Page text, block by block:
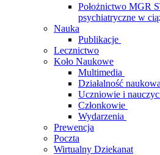
Położnictwo MGR
psychiatryczne w
Nauka
Publikacje
Lecznictwo
Koło Naukowe
Multimedia
Działalność naukowa
Uczniowie i
Członkowie
Wydarzenia
Prewencja
Poczta
Wirtualny Dziekanat